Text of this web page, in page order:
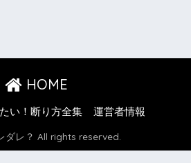
HOME
い！断り方全集 運営者情報
ダレ？ All rights reserved.